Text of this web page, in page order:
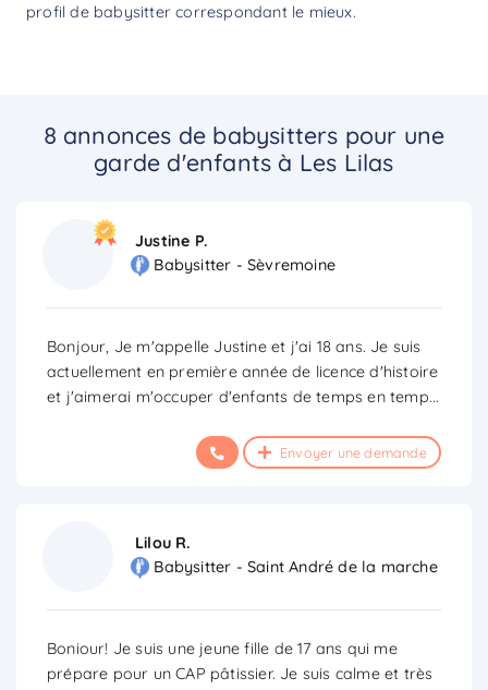
profil de babysitter correspondant le mieux.
8 annonces de babysitters pour une
garde d'enfants à Les Lilas
Justine P.
Babysitter - Sèvremoine
Bonjour, Je m'appelle Justine et j'ai 18 ans. Je suis
actuellement en première année de licence d'histoire
et j'aimerai m'occuper d'enfants de temps en temp...
Envoyer une demande
Lilou R.
Babysitter - Saint André de la marche
Boniour! Je suis une jeune fille de 17 ans qui me
prépare pour un CAP pâtissier. Je suis calme et très